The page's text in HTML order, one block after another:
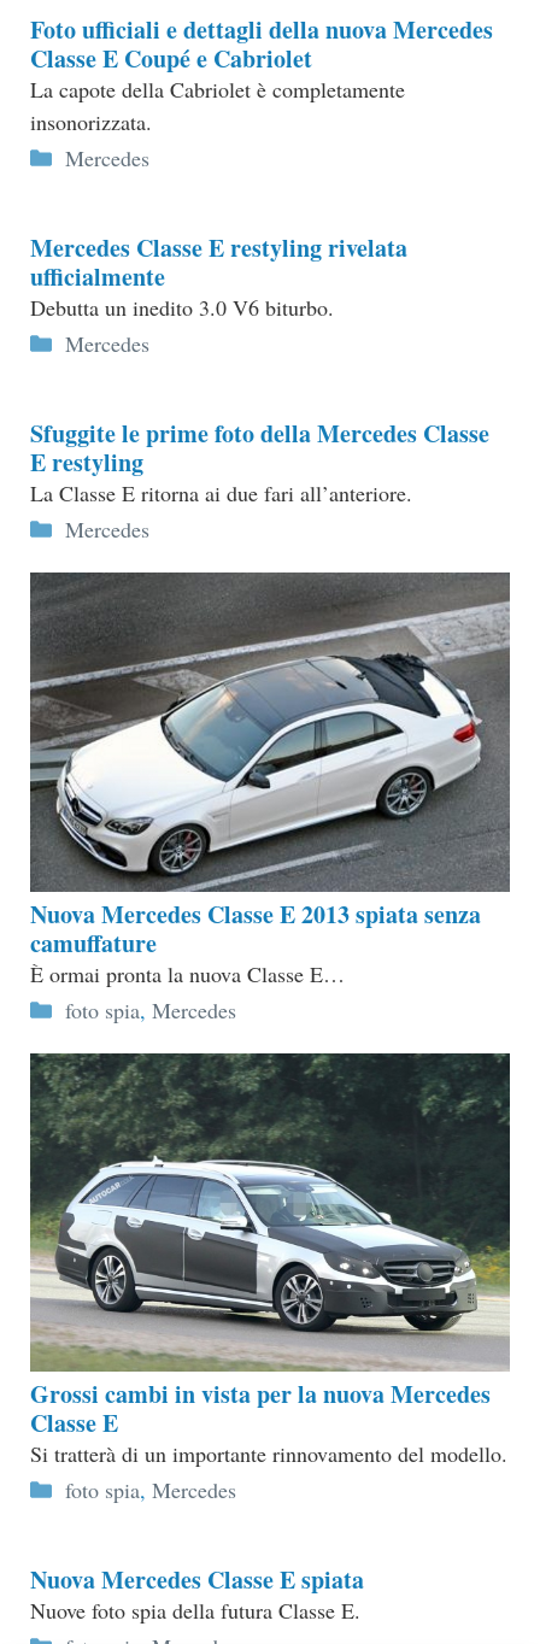
Foto ufficiali e dettagli della nuova Mercedes
Classe E Coupé e Cabriolet
La capote della Cabriolet è completamente
insonorizzata.
Categorie
Mercedes
Mercedes Classe E restyling rivelata
ufficialmente
Debutta un inedito 3.0 V6 biturbo.
Categorie
Mercedes
Sfuggite le prime foto della Mercedes Classe
E restyling
La Classe E ritorna ai due fari all’anteriore.
Categorie
Mercedes
Nuova Mercedes Classe E 2013 spiata senza
camuffature
È ormai pronta la nuova Classe E…
Categorie
foto spia, Mercedes
Grossi cambi in vista per la nuova Mercedes
Classe E
Si tratterà di un importante rinnovamento del modello.
Categorie
foto spia, Mercedes
Nuova Mercedes Classe E spiata
Nuove foto spia della futura Classe E.